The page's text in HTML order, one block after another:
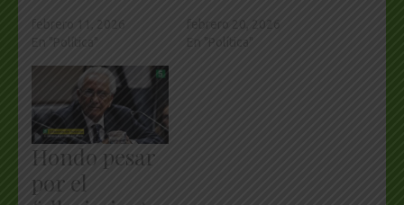
Hondo pesar
por el